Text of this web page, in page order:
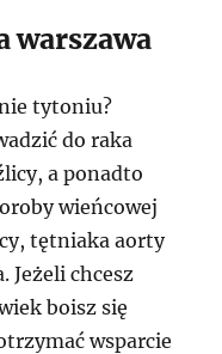
warszawa
tytoniu?
do raka
a ponadto
wieńcowej
tętniaka aorty
Jeżeli chcesz
boisz się
wsparcie